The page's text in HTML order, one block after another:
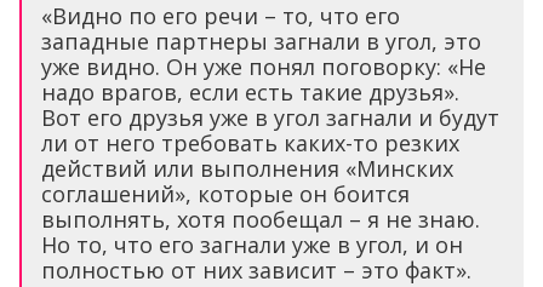
«Видно по его речи – то, что его
западные партнеры загнали в угол, это
уже видно. Он уже понял поговорку: «Не
надо врагов, если есть такие друзья».
Вот его друзья уже в угол загнали и будут
ли от него требовать каких-то резких
действий или выполнения «Минских
соглашений», которые он боится
выполнять, хотя пообещал – я не знаю.
Но то, что его загнали уже в угол, и он
полностью от них зависит – это факт».